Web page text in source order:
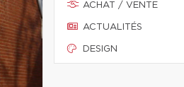
ACHAT / VENTE
ACTUALITÉS
DESIGN